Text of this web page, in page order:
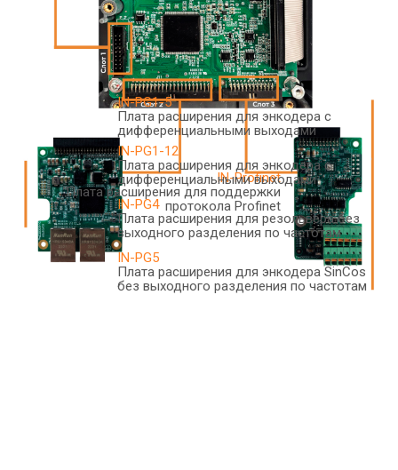
IN-Profinet
Плата расширения для поддержки
протокола Profinet
IN-PG1-5
Плата расширения для энкодера с
дифференциальными выходами
IN-PG1-12
Плата расширения для энкодера с
дифференциальными выходами
IN-PG4
Плата расширения для резольвера без
выходного разделения по частотам
IN-PG5
Плата расширения для энкодера SinCos
без выходного разделения по частотам